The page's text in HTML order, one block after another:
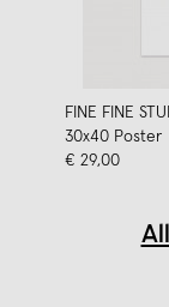
FINE FINE
30x40 Poster
€ 29,00